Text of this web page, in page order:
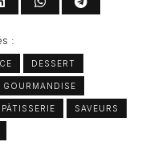
:
DESSERT
GOURMANDISE
PÂTISSERIE SAVEURS